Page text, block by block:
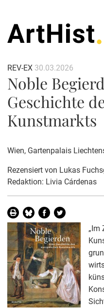
REV-EX 30.03.2026
Noble
Geschichte
Kunstmarkts
Wien, Gartenpalais
Rezensiert von Lukas
Redaktion: Livia Cárdenas
„Im